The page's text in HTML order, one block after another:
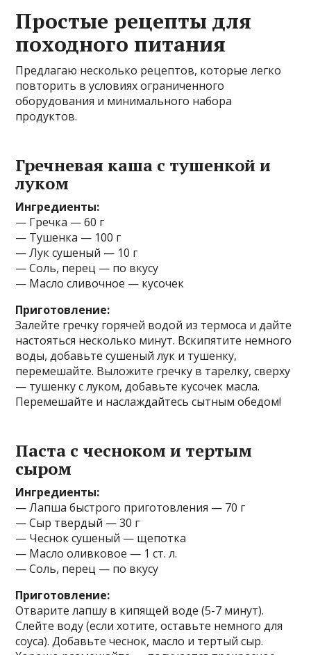
Простые рецепты для
походного питания
Предлагаю несколько рецептов, которые легко
повторить в условиях ограниченного
оборудования и минимального набора
продуктов.
Гречневая каша с тушенкой и
луком
Ингредиенты:
— Гречка — 60 г
— Тушенка — 100 г
— Лук сушеный — 10 г
— Соль, перец — по вкусу
— Масло сливочное — кусочек
Приготовление:
Залейте гречку горячей водой из термоса и дайте
настояться несколько минут. Вскипятите немного
воды, добавьте сушеный лук и тушенку,
перемешайте. Выложите гречку в тарелку, сверху
— тушенку с луком, добавьте кусочек масла.
Перемешайте и наслаждайтесь сытным обедом!
Паста с чесноком и тертым
сыром
Ингредиенты:
— Лапша быстрого приготовления — 70 г
— Сыр твердый — 30 г
— Чеснок сушеный — щепотка
— Масло оливковое — 1 ст. л.
— Соль, перец — по вкусу
Приготовление:
Отварите лапшу в кипящей воде (5-7 минут).
Слейте воду (если хотите, оставьте немного для
соуса). Добавьте чеснок, масло и тертый сыр.